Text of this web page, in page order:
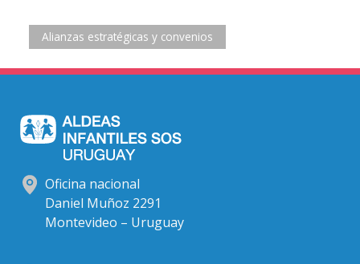
Alianzas estratégicas y convenios
Oficina nacional
Daniel Muñoz 2291
Montevideo – Uruguay